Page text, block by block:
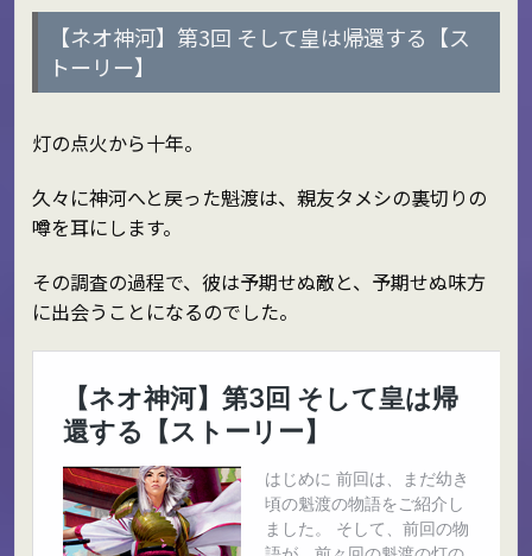
【ネオ神河】第3回 そして皇は帰還する【ス
トーリー】
灯の点火から十年。
久々に神河へと戻った魁渡は、親友タメシの裏切りの
噂を耳にします。
その調査の過程で、彼は予期せぬ敵と、予期せぬ味方
に出会うことになるのでした。